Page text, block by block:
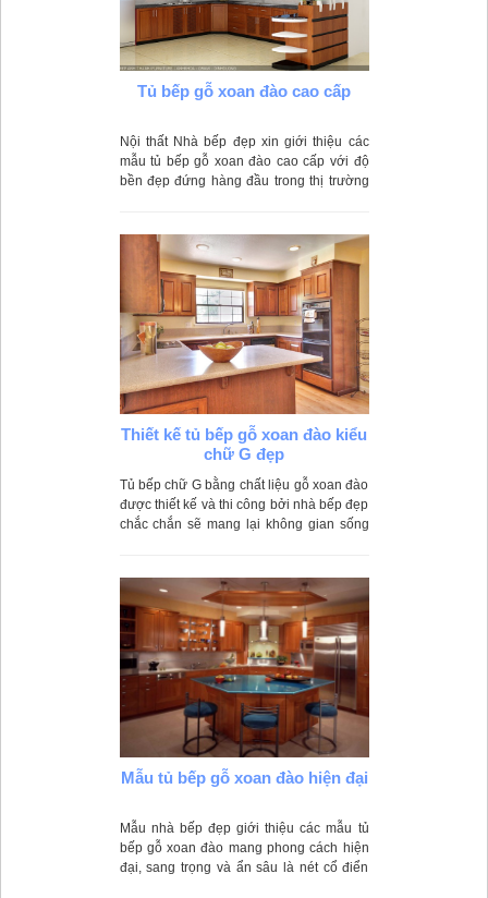
Tủ bếp gỗ xoan đào cao cấp
Nội thất Nhà bếp đẹp xin giới thiệu các
mẫu tủ bếp gỗ xoan đào cao cấp với độ
bền đẹp đứng hàng đầu trong thị trường
Thiết kế tủ bếp gỗ xoan đào kiểu
chữ G đẹp
Tủ bếp chữ G bằng chất liệu gỗ xoan đào
được thiết kế và thi công bởi nhà bếp đẹp
chắc chắn sẽ mang lại không gian sống
những tư vấn về thiết kế nội thất và báo
giá tốt nhất.
Mẫu tủ bếp gỗ xoan đào hiện đại
Mẫu nhà bếp đẹp giới thiệu các mẫu tủ
bếp gỗ xoan đào mang phong cách hiện
đại, sang trọng và ẩn sâu là nét cổ điển